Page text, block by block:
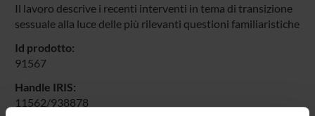
Il lavoro descrive i recenti interventi in tema di transizione
sessuale alla luce delle più rilevanti questioni familiaristiche
Id prodotto:
91567
Handle IRIS:
11562/938878